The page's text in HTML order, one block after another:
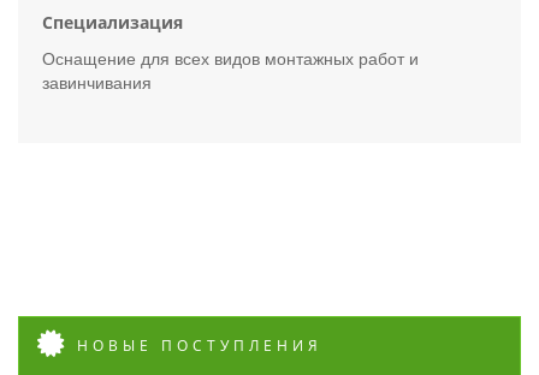
Специализация
Оснащение для всех видов монтажных работ и
завинчивания
НОВЫЕ ПОСТУПЛЕНИЯ